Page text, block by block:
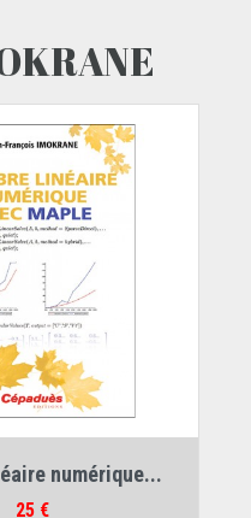
numérique...
Prix
25 €